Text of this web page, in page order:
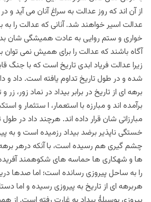
از آن اند که روز عدالت به سراغ آنان می آید و
عدالت اسیر خواهند شد. آنانی که عدالت را
خواری و ستم روایی به عادت همیشگی شان
آگاه باشند که عدالت را برای همیش نمی توان
زیرا عدالت فریاد ابدی تاریخ است که با جنگ
شده و در طول تاریخ تداوم یافته است. داد و
برهه ای از تاریخ در برابر بیداد در نماد زور، زر
برآمده اند و مبارزه با استعمار، ا ستثمار و
مبارزاتی شان قرار داده اند. هرچند داد در طول
خستگی ناپذیر برضد بیداد رزمیده است و به
چشم گیری هم رسیده است، با آنکه درهر برهه
ها و شهکاری ها حماسه های شکوهمند
را به ساحل پیروزی رسانده است؛ اما صدها
هربرهه ای از تاریخ به پیروزی رسیده و اما